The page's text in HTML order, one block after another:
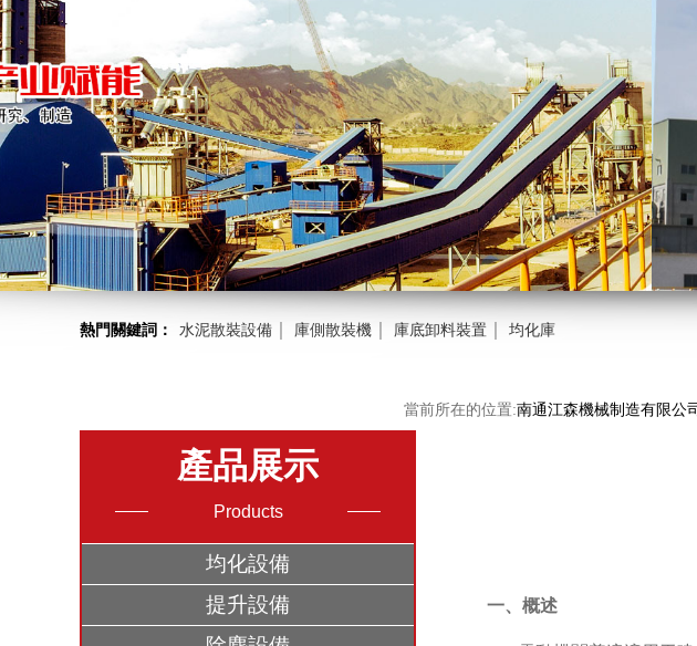
熱門關鍵詞： 水泥散裝設備 庫側散裝機 庫底卸料裝置 均化庫
當前所在的位置:南通江森機械制造有限公司
一、概述
產品展示
Products
均化設備
提升設備